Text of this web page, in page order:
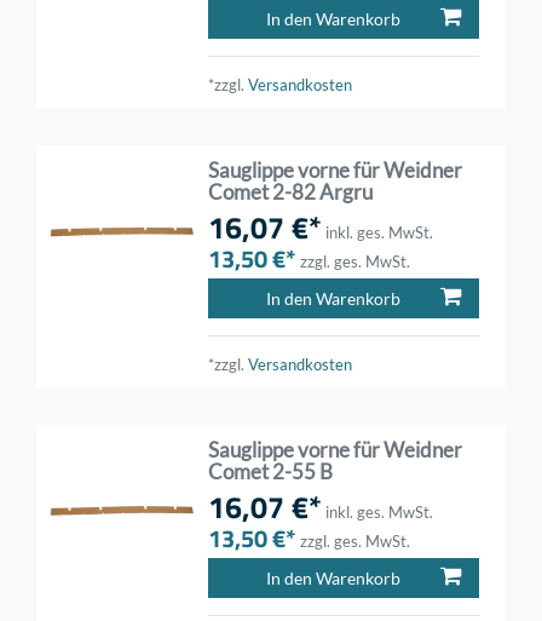
In den Warenkorb
*zzgl.Versandkosten
Sauglippe vorne für Weidner
Comet 2-82 Argru
16,07 €* inkl. ges. MwSt.
13,50 €* zzgl. ges. MwSt.
In den Warenkorb
*zzgl.Versandkosten
Sauglippe vorne für Weidner
Comet 2-55 B
16,07 €* inkl. ges. MwSt.
13,50 €* zzgl. ges. MwSt.
In den Warenkorb